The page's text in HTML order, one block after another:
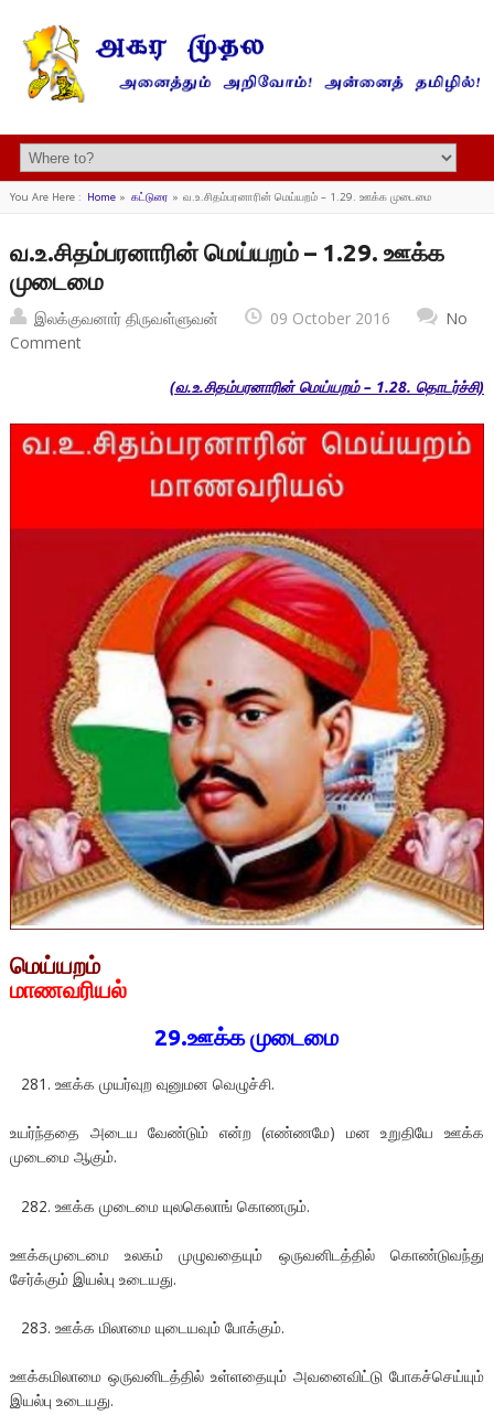
You Are Here : Home» கட்டுரை » வ.உ.சிதம்பரனாரின் மெய்யறம் – 1.29. ஊக்க முடைமை
வ.உ.சிதம்பரனாரின் மெய்யறம் – 1.29. ஊக்க
முடைமை
இலக்குவனார் திருவள்ளுவன் 09 October 2016
No
Comment
(வ.உ.சிதம்பரனாரின் மெய்யறம் – 1.28. தொடர்ச்சி)
மெய்யறம்
மாணவரியல்
29.ஊக்க முடைமை
ஊக்க முயர்வுற வுனுமன வெழுச்சி.
உயர்ந்ததை அடைய வேண்டும் என்ற (எண்ணமே) மன உறுதியே ஊக்க
முடைமை ஆகும்.
ஊக்க முடைமை யுலகெலாங் கொணரும்.
ஊக்கமுடைமை உலகம் முழுவதையும் ஒருவனிடத்தில் கொண்டுவந்து
சேர்க்கும் இயல்பு உடையது.
ஊக்க மிலாமை யுடையவும் போக்கும்.
ஊக்கமிலாமை ஒருவனிடத்தில் உள்ளதையும் அவனைவிட்டு போகச்செய்யும்
இயல்பு உடையது.